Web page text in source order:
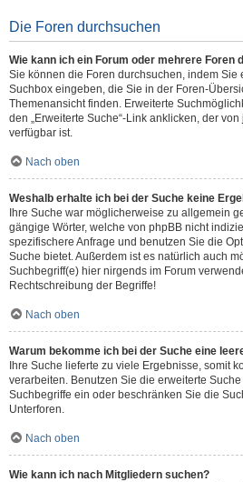
Die Foren durchsuchen
Wie kann ich ein Forum oder mehrere Foren
Sie können die Foren durchsuchen, indem Sie
Suchbox eingeben, die Sie in der Foren-
Themenansicht finden. Erweiterte
den „Erweiterte Suche“-Link anklicken, der
verfügbar ist.
Nach oben
Weshalb erhalte ich bei der Suche keine
Ihre Suche war möglicherweise zu allgemein
gängige Wörter, welche von phpBB nicht
spezifischere Anfrage und benutzen Sie die
Suche bietet. Außerdem ist es natürlich auch
Suchbegriff(e) hier nirgends im Forum
Rechtschreibung der Begriffe!
Nach oben
Warum bekomme ich bei der Suche eine
Ihre Suche lieferte zu viele Ergebnisse, somit
verarbeiten. Benutzen Sie die erweiterte
Suchbegriffe ein oder beschränken Sie die
Unterforen.
Nach oben
Wie kann ich nach Mitgliedern suchen?